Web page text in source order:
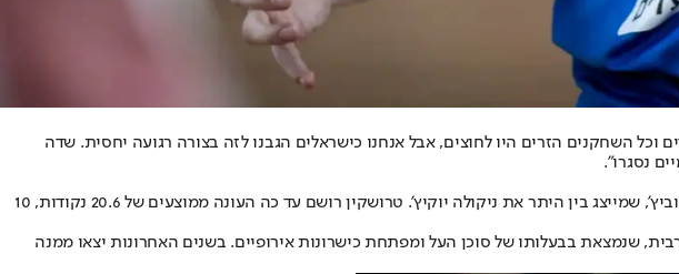
וכל השחקנים הזרים היו לחוצים, אבל אנחנו כישראלים הגבנו לזה בצורה רגועה יחסית. שדה
נסגרו".
הכישרון הישראלי מיוצג על ידי הסוכן רוני לופו, שחיבר והכיר אותו בקיץ 2025 לסוכן העל של הכדורסל האירופי מישקו רזנטוביץ', שמייצג בין היתר את ניקולה יוקיץ'. טרושקין רושם עד כה העונה ממוצעים של 20.6 נקודות, 10
שנמצאת בבעלותו של סוכן העל ומפתחת כישרונות אירופיים. בשנים האחרונות יצאו ממנה